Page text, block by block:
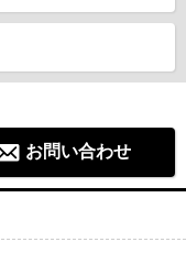
お問い合わせ